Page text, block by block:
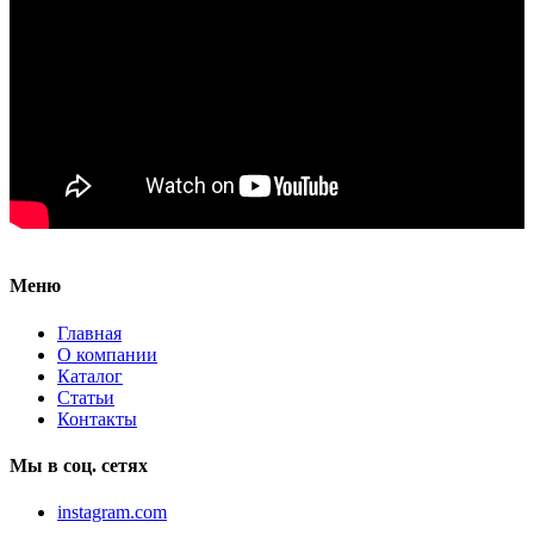
Меню
Главная
О компании
Каталог
Статьи
Контакты
Мы в соц. сетях
instagram.com